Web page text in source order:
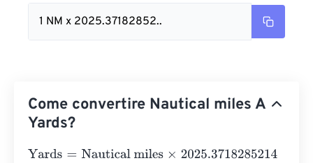
1 NM x 2025.37182852..
Come convertire Nautical miles A
Yards?
Yards= Nautical miles ×2025.3718285214